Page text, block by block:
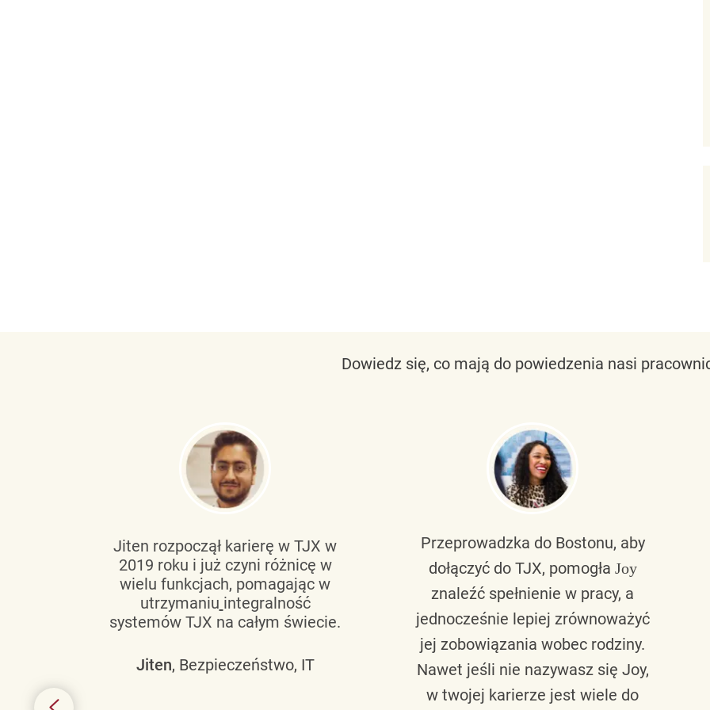
Dowiedz się, co mają do powiedzenia nasi
Jiten rozpoczął karierę w TJX w
2019 roku i już czyni różnicę w
wielu funkcjach, pomagając w
utrzymaniu integralność
systemów TJX na całym świecie.
Jiten, Bezpieczeństwo, IT
Przeprowadzka do Bostonu, aby
dołączyć do TJX, pomogła Joy
znaleźć spełnienie w pracy, a
jednocześnie lepiej zrównoważyć
jej zobowiązania wobec rodziny.
Nawet jeśli nie nazywasz się Joy,
w twojej karierze jest wiele do